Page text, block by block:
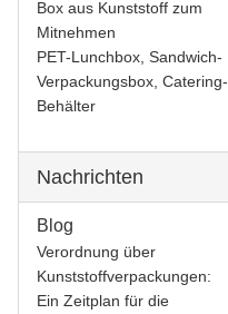
Box aus Kunststoff zum
Mitnehmen
PET-Lunchbox, Sandwich-
Verpackungsbox, Catering-
Behälter
Nachrichten
Blog
Verordnung über
Kunststoffverpackungen:
Ein Zeitplan für die